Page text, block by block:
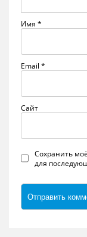
Имя *
Email *
Сайт
Сохранить
для